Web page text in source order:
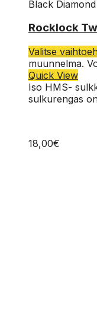
Black Diamond
Rocklock
Valitse
muunnelma.
Quick View
Iso HMS-
sulkurengas
18,00€